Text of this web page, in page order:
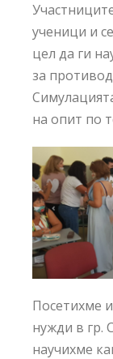
ученици и
цел да ги
за
на опит по
Посетихме
нужди в гр.
научихме